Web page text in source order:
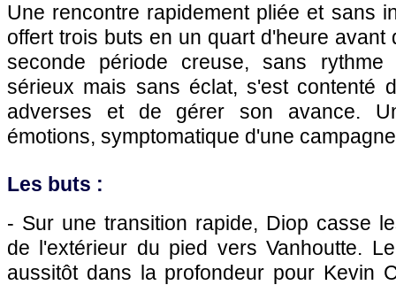
Une rencontre rapidement pliée et sans
offert trois buts en un quart d'heure avant
seconde période creuse, sans rythme
sérieux mais sans éclat, s'est contenté
adverses et de gérer son avance.
émotions, symptomatique d'une
Les buts :
- Sur une transition rapide, Diop casse
de l'extérieur du pied vers Vanhoutte.
aussitôt dans la profondeur pour Kevin